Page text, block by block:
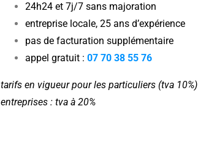
24h24 et 7j/7 sans majoration
entreprise locale, 25 ans d’expérience
pas de facturation supplémentaire
appel gratuit : 07 70 38 55 76
tarifs en vigueur pour les particuliers (tva 10%)
entreprises : tva à 20%